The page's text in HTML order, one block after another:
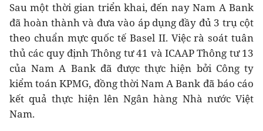
Sau một thời gian triển khai, đến nay Nam A Bank
đã hoàn thành và đưa vào áp dụng đầy đủ 3 trụ cột
theo chuẩn mực quốc tế Basel II. Việc rà soát tuân
thủ các quy định Thông tư 41 và ICAAP Thông tư 13
của Nam A Bank đã được thực hiện bởi Công ty
kiểm toán KPMG, đồng thời Nam A Bank đã báo cáo
kết quả thực hiện lên Ngân hàng Nhà nước Việt
Nam.